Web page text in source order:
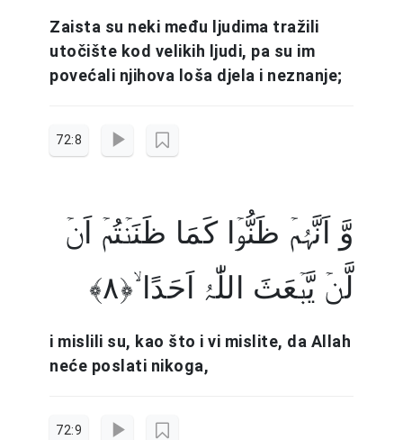
Zaista su neki među ljudima tražili
utočište kod velikih ljudi, pa su im
povećali njihova loša djela i neznanje;
72:8
وَّ اَنَّہُمۡ ظَنُّوۡا کَمَا ظَنَنۡتُمۡ اَنۡ
لَّنۡ یَّبۡعَثَ اللّٰہُ اَحَدًا ۙ﴿۸﴾
i mislili su, kao što i vi mislite, da Allah
neće poslati nikoga,
72:9